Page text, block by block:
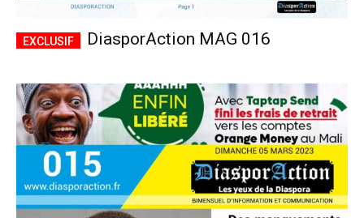
DiasporAction MAG 016